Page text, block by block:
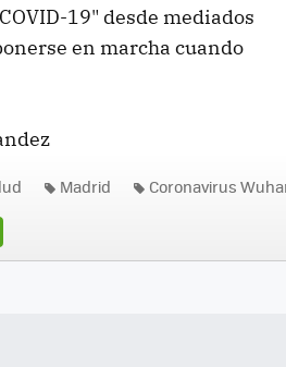
19" desde mediados
en marcha cuando
Madrid Coronavirus